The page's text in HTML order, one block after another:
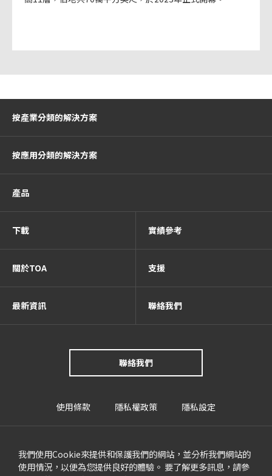
我們使用Cookie來提供和保護我們的網站，並分析我們網站的
使用情況，以便為您提供良好的體驗。 要了解更多訊息，請參
按產業分類的解決方案
按應用分類的解決方案
產品
下載 實績參考
關於TOA 支援
最新資訊 聯絡我們
聯絡我們
使用條款 隱私權政策 隱私設定